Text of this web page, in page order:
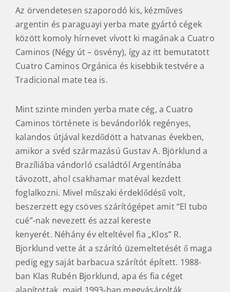
Az örvendetesen szaporodó kis, kézműves
argentin és paraguayi yerba mate gyártó cégek
között komoly hírnevet vívott ki magának a Cuatro
Caminos (Négy út – ösvény), így az itt bemutatott
Cuatro Caminos Orgánica és kisebbik testvére a
Tradicional mate tea is.
Mint szinte minden yerba mate cég, a Cuatro
Caminos története is bevándorlók regényes,
kalandos útjával kezdődött a hatvanas években,
amikor a svéd származású Gustav A. Björklund a
Brazíliába vándorló családtól Argentínába
távozott, ahol csakhamar matéval kezdett
foglalkozni. Mivel műszaki érdeklődésű volt,
beszerzett egy csöves szárítógépet amit “El tubo
cué”-nak nevezett és azzal kereste
kenyerét. Néhány év elteltével fia „Klos” R.
Bjorklund vette át a szárító üzemeltetését ő maga
pedig egy saját barbacua szárítót épített. 1988-
ban Klas Rubén Bjorklund, apa és fia céget